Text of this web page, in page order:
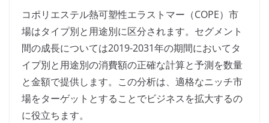
コポリエステル熱可塑性エラストマー（COPE）市
場はタイプ別と用途別に区分されます。セグメント
間の成長については2019-2031年の期間においてタ
イプ別と用途別の消費額の正確な計算と予測を数量
と金額で提供します。この分析は、適格なニッチ市
場をターゲットとすることでビジネスを拡大するの
に役立ちます。